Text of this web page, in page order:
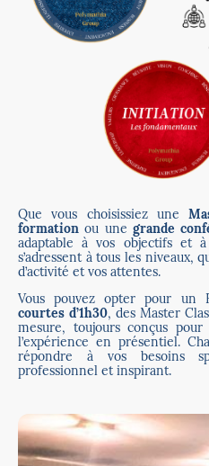
Que vous choisissiez une
formation ou une grande
adaptable à vos objectifs et
s’adressent à tous les niveaux,
d’activité et vos attentes.
Vous pouvez opter pour un
courtes d’1h30, des Master
mesure, toujours conçus pour
l’expérience en présentiel.
répondre à vos besoins
professionnel et inspirant.